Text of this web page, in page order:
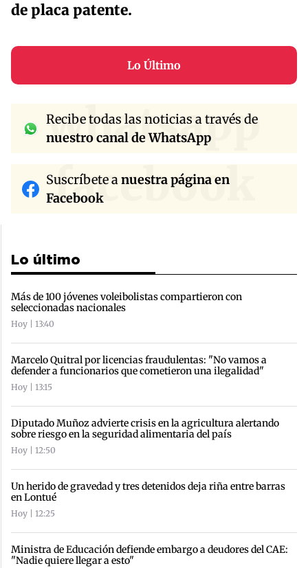
de placa patente.
Lo Último
whatsapp
Recibe todas las noticias a través de
nuestro canal de WhatsApp
facebook
Suscríbete anuestra página en
Facebook
Lo último
Más de 100 jóvenes voleibolistas compartieron con
seleccionadas nacionales
Hoy | 13:40
Marcelo Quitral por licencias fraudulentas: "No vamos a
defender a funcionarios que cometieron una ilegalidad"
Hoy | 13:15
Diputado Muñoz advierte crisis en la agricultura alertando
sobre riesgo en la seguridad alimentaria del país
Hoy | 12:50
Un herido de gravedad y tres detenidos deja riña entre barras
en Lontué
Hoy | 12:25
Ministra de Educación defiende embargo a deudores del CAE:
"Nadie quiere llegar a esto"